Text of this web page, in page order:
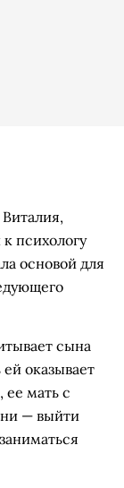
психологу
основой для
сына
оказывает
ее мать с
— выйти